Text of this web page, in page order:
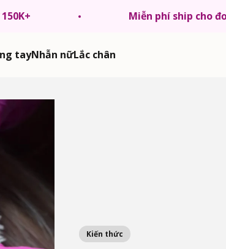
Miễn phí ship cho
tayNhẫn nữLắc chân
Kiến thức